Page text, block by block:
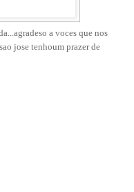
agradeso a voces que nos
jose tenhoum prazer de